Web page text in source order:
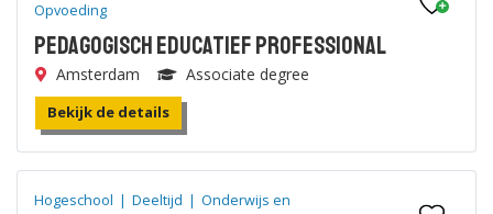
Opvoeding
Pedagogisch Educatief Professional
Amsterdam Associate degree
Bekijk de details
Hogeschool | Deeltijd | Onderwijs en